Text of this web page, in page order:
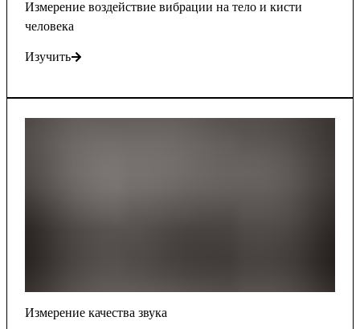
Измерение воздействие вибрации на тело и кисти
человека
Изучить
Измерение качества звука